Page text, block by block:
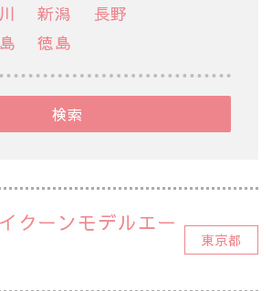
新潟
長野
徳島
検索
クーンモデルエー
東京都